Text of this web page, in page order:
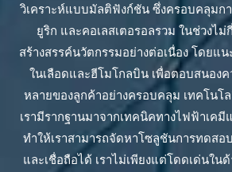
วิเคราะห์แบบมัลติฟังก์ชัน ซึ่งครอบคลุมก
ยูริก และคอเลสเตอรอลรวม ในช่วงไ
สร้างสรรค์นวัตกรรมอย่างต่อเนื่อง โดยแ
ในเลือดและฮีโมโกลบิน เพื่อตอบสนอง
หลายของลูกค้าอย่างครอบคลุม เทคโนโ
เรามีรากฐานมาจากเทคนิคทางไฟฟ้าเค
ทำให้เราสามารถจัดหาโซลูชันการทดส
และเชื่อถือได้ เราไม่เพียงแต่โดดเด่นใน